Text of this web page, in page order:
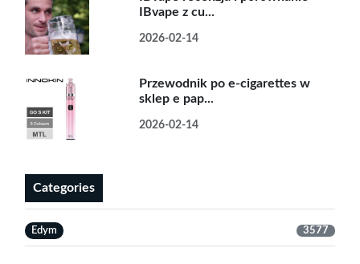
IBvape z cu...
2026-02-14
Przewodnik po e-cigarettes w
sklep e pap...
2026-02-14
Categories
Edym 3577